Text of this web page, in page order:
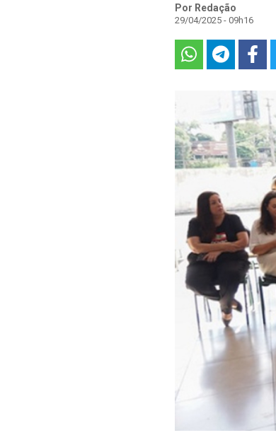
Por Redação
29/04/2025 - 09h16